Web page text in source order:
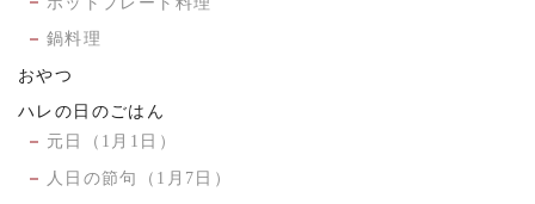
鍋料理
おやつ
ハレの日のごはん
元日（1月1日）
人日の節句（1月7日）